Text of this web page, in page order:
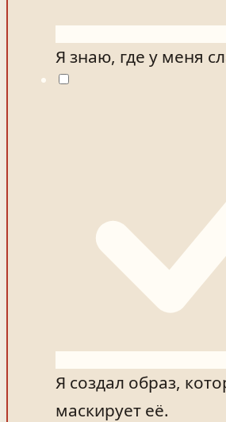
Я знаю, где у меня
Я создал образ,
маскирует её.